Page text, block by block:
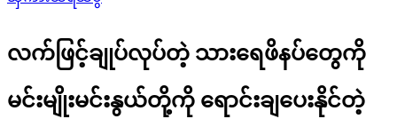
လက်ဖြင့်ချုပ်လုပ်တဲ့ သားရေဖိနပ်တွေကို
မင်းမျိုးမင်းနွယ်တို့ကို ရောင်းချပေးနိုင်တဲ့